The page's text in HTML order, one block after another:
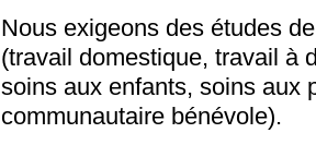
Nous exigeons des études
(travail domestique, travail à
soins aux enfants, soins aux
communautaire bénévole).